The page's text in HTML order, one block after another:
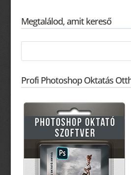
Megtalálod, amit kereső
Profi Photoshop Oktatás